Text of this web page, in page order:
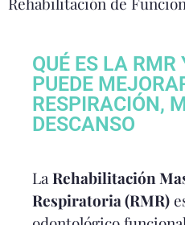
QUÉ ES LA RMR
PUEDE
RESPIRACIÓN,
DESCANSO
La Rehabilitación
Respiratoria (RMR)